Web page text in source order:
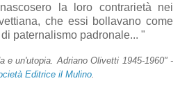
la loro contrarietà nei
, che essi bollavano come
paternalismo padronale... "
e un'utopia. Adriano Olivetti 1945-1960" -
Editrice il Mulino